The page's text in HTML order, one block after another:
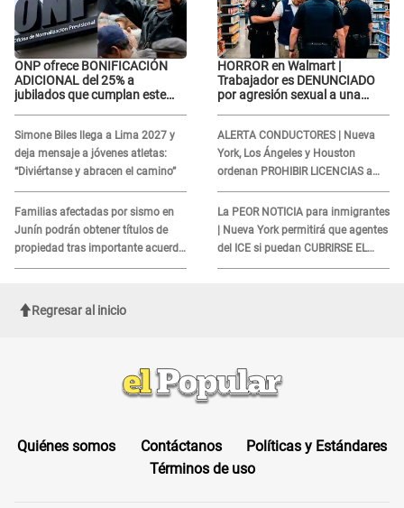
ONP ofrece BONIFICACIÓN
ADICIONAL del 25% a
jubilados que cumplan este
Simone Biles llega a Lima 2027 y
deja mensaje a jóvenes atletas:
“Diviértanse y abracen el camino”
Familias afectadas por sismo en
Junín podrán obtener títulos de
propiedad tras importante acuerdo
de Cofopri
HORROR en Walmart |
Trabajador es DENUNCIADO
por agresión sexual a una
ALERTA CONDUCTORES | Nueva
York, Los Ángeles y Houston
ordenan PROHIBIR LICENCIAS a
quienes no presenten ESTE
DOCUMENTO
La PEOR NOTICIA para inmigrantes
| Nueva York permitirá que agentes
del ICE si puedan CUBRIRSE EL
ROSTRO
Regresar al inicio
Quiénes somos Contáctanos
Políticas y Estándares
Términos de uso